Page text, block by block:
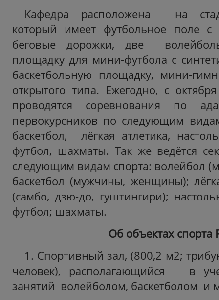
Кафедра расположена на
который имеет футбольное поле с
беговые дорожки, две
площадку для мини-футбола с
баскетбольную площадку, мини-
открытого типа. Ежегодно, с
проводятся соревнования по
первокурсников по следующим
баскетбол, лёгкая атлетика,
футбол, шахматы. Так же ведётся
следующим видам спорта: волейбол
баскетбол (мужчины, женщины);
(самбо, дзю-до, гуштингири);
футбол; шахматы.
Об объектах спорта
1. Спортивный зал, (800,2 м2;
человек), располагающийся в
занятий волейболом, баскетболом и